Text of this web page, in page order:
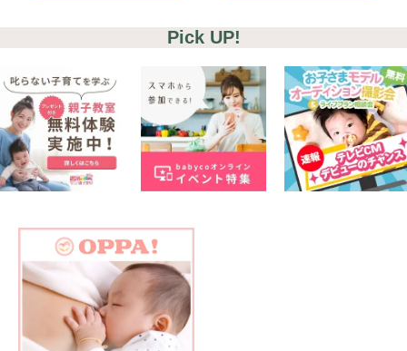
Pick UP!